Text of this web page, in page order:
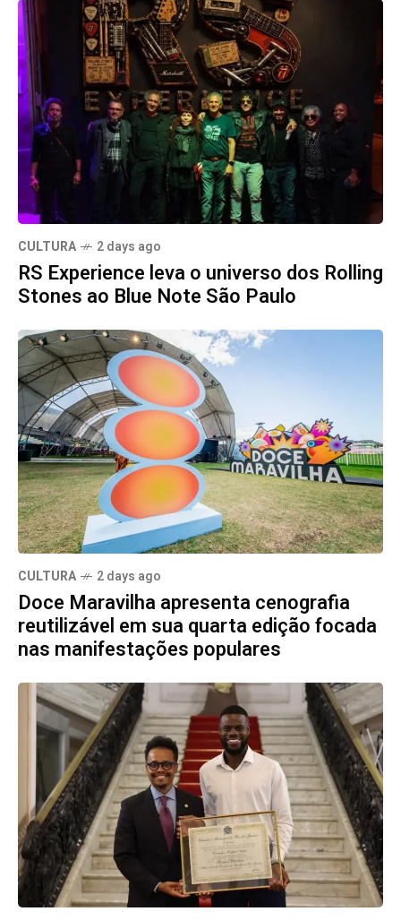
CULTURA 2 days ago
RS Experience leva o universo dos Rolling
Stones ao Blue Note São Paulo
CULTURA 2 days ago
Doce Maravilha apresenta cenografia
reutilizável em sua quarta edição focada
nas manifestações populares